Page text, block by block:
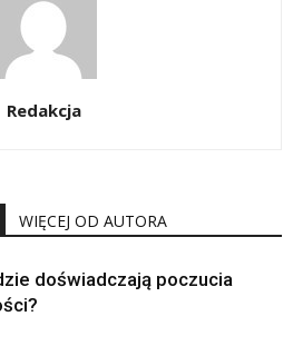
Redakcja
WIĘCEJ OD AUTORA
doświadczają poczucia